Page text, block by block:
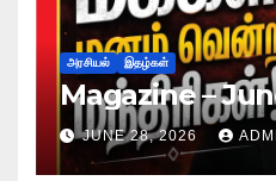
அரசியல் இதழ்கள்
Magazine –
JUNE 28, 2026